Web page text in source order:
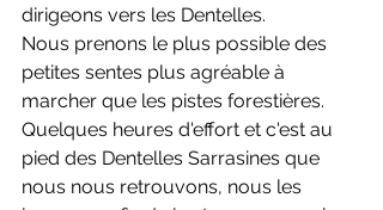
dirigeons vers les Dentelles.
Nous prenons le plus possible des
petites sentes plus agréable à
marcher que les pistes forestières.
Quelques heures d'effort et c'est au
pied des Dentelles Sarrasines que
nous nous retrouvons, nous les